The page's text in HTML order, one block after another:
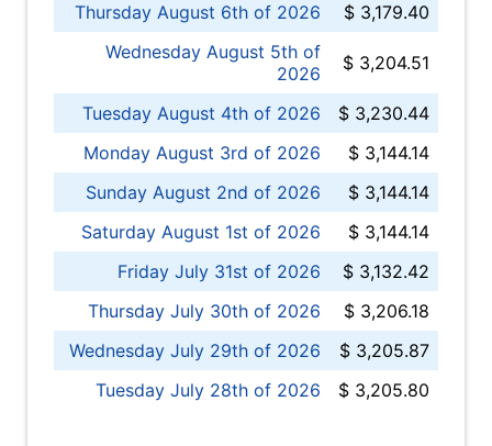
Thursday August 6th of 2026
$ 3,179.40
Wednesday August 5th of
2026
$ 3,204.51
Tuesday August 4th of 2026
$ 3,230.44
Monday August 3rd of 2026
$ 3,144.14
Sunday August 2nd of 2026
$ 3,144.14
Saturday August 1st of 2026
$ 3,144.14
Friday July 31st of 2026
$ 3,132.42
Thursday July 30th of 2026
$ 3,206.18
Wednesday July 29th of 2026
$ 3,205.87
Tuesday July 28th of 2026
$ 3,205.80